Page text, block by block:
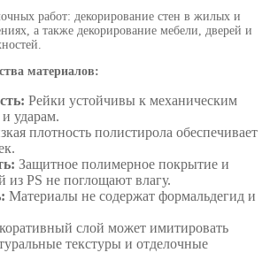
работ: декорирование стен в жилых и
а также декорирование мебели, дверей и
материалов:
Рейки устойчивы к механическим
ударам.
плотность полистирола обеспечивает
Защитное полимерное покрытие и
из PS не поглощают влагу.
Материалы не содержат формальдегид и
слой может имитировать
текстуры и отделочные